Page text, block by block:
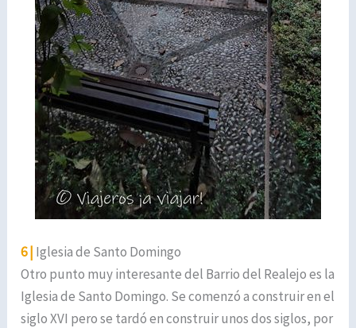
6 | Iglesia de Santo Domingo
Otro punto muy interesante del Barrio del Realejo es la
Iglesia de Santo Domingo. Se comenzó a construir en el
siglo XVI pero se tardó en construir unos dos siglos, por